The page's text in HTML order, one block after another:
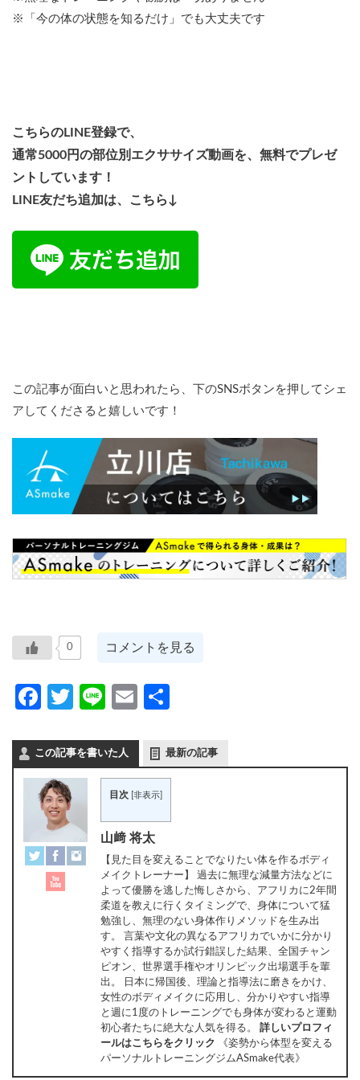
※「今の体の状態を知るだけ」でも大丈夫です
こちらのLINE登録で、
通常5000円の部位別エクササイズ動画を、無料でプレゼ
ントしています！
LINE友だち追加は、こちら↓
この記事が面白いと思われたら、下のSNSボタンを押してシェ
アしてくださると嬉しいです！
0 コメントを見る
Facebook
Twitter
LineEmail
この記事を書いた人 最新の記事
目次 非表示
山﨑 将太
【見た目を変えることでなりたい体を作るボディ
メイクトレーナー】 過去に無理な減量方法などに
よって優勝を逃した悔しさから、アフリカに2年間
柔道を教えに行くタイミングで、身体について猛
勉強し、無理のない身体作りメソッドを生み出
す。 言葉や文化の異なるアフリカでいかに分かり
やすく指導するか試行錯誤した結果、全国チャン
ピオン、世界選手権やオリンピック出場選手を輩
出。 日本に帰国後、理論と指導法に磨きをかけ、
女性のボディメイクに応用し、分かりやすい指導
と週に1度のトレーニングでも身体が変わると運動
初心者たちに絶大な人気を得る。 詳しいプロフィ
ールはこちらをクリック 《姿勢から体型を変える
パーソナルトレーニングジムASmake代表》